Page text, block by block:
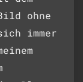
ohne
immer